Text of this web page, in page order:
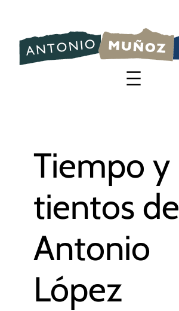
contenido
Tiempo y
tientos de
Antonio
López